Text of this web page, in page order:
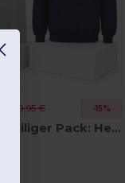
20,95 € -15%
Gildan 2-teiliger Pack: Heavy Blend Hoodie 18500 + Heavy Cotton T-Shirt 5000